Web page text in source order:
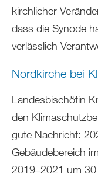
kirchlicher
dass die Synode
verlässlich
Nordkirche bei
Landesbischöfin
den
gute Nachricht:
Gebäudebereich
2019–2021 um